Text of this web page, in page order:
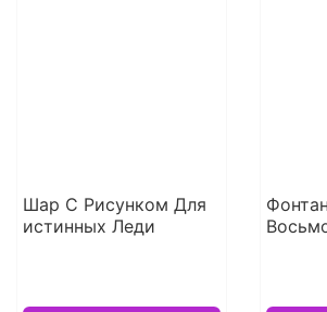
Шар С Рисунком Для
истинных Леди